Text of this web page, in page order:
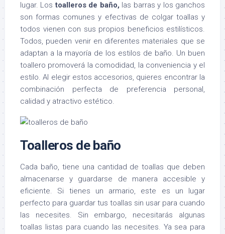
lugar. Lostoalleros de baño, las barras y los ganchos
son formas comunes y efectivas de colgar toallas y
todos vienen con sus propios beneficios estilísticos.
Todos, pueden venir en diferentes materiales que se
adaptan a la mayoría de los estilos de baño. Un buen
toallero promoverá la comodidad, la conveniencia y el
estilo. Al elegir estos accesorios, quieres encontrar la
combinación perfecta de preferencia personal,
calidad y atractivo estético.
Toalleros de baño
Cada baño, tiene una cantidad de toallas que deben
almacenarse y guardarse de manera accesible y
eficiente. Si tienes un armario, este es un lugar
perfecto para guardar tus toallas sin usar para cuando
las necesites. Sin embargo, necesitarás algunas
toallas listas para cuando las necesites. Ya sea para